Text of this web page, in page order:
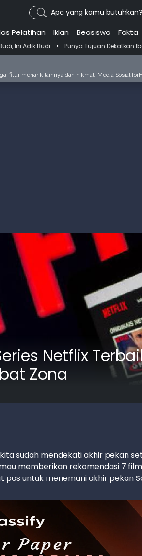
Apa yang kamu butuhkan?
Pelatihan Iklan Beasiswa Fakta
Punya Tujuan Dekatkan Ibadah ke Generasi
fitur menarik lainnya dan nikmati Media Sosial
Netflix
Zona
sudah mendekati akhir pekan
memberikan rekomendasi 7
untuk menemani akhir pekan